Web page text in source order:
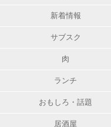
新着情報
サブスク
肉
ランチ
おもしろ・話題
居酒屋